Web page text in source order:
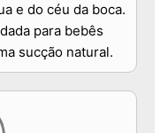
e do céu da boca.
para bebês
sucção natural.